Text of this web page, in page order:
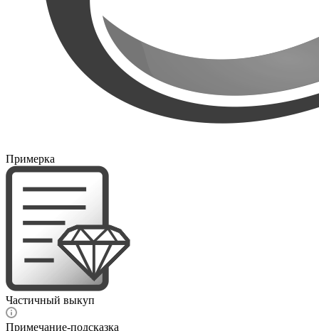
Примерка
Частичный выкуп
Примечание-подсказка